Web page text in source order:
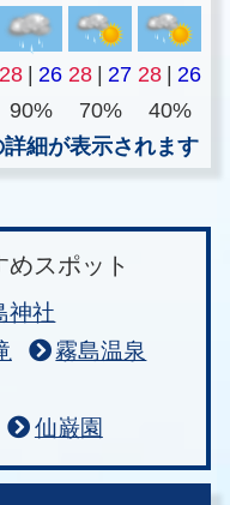
28 | 26 28 | 27 28 | 26
90% 70%
40%
細が表示されます
めスポット
神社
霧島温泉
仙巌園